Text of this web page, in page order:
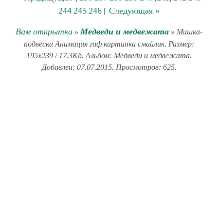
244 245 246 | Следующая »
Вам открытка » Медведи и медвежата » Мишка-
подвеска Анимация гиф картинка смайлик. Размер:
195x239 / 17.3Kb. Альбом: Медведи и медвежата.
Добавлен: 07.07.2015. Просмотров: 625.